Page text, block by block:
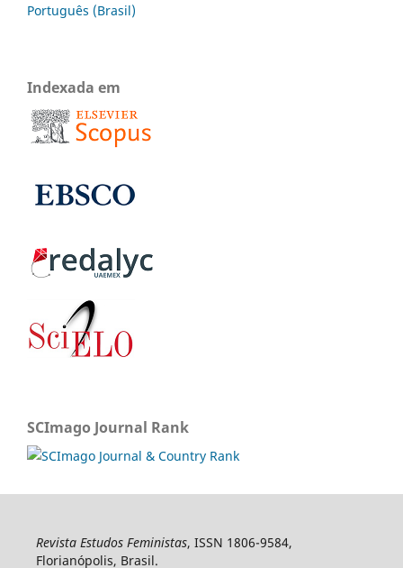
Português (Brasil)
Indexada em
SCImago Journal Rank
Revista Estudos Feministas, ISSN 1806-9584,
Florianópolis, Brasil.